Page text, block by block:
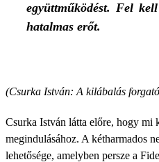
együttműködést. Fel
hatalmas erőt.
(Csurka István: A kilábalás
Csurka István látta előre, hogy mi
megindulásához. A kétharmados
lehetősége, amelyben persze a